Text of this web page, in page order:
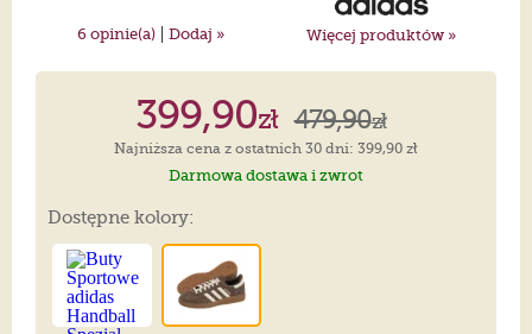
6 opinie(a) | Dodaj » Więcej produktów »
399,90zł 479,90zł
Najniższa cena z ostatnich 30 dni: 399,90 zł
Darmowa dostawa i zwrot
Dostępne kolory: